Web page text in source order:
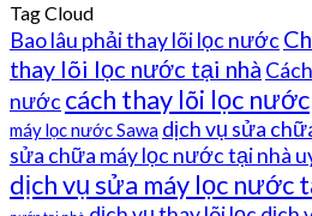
Tag Cloud
Bao lâu phải thay lõi lọc nước
thay lõi lọc nước tại nhà
nước cách thay lõi lọc nước
máy lọc nước Sawa dịch vụ sửa
sửa chữa máy lọc nước tại nhà
dịch vụ sửa máy lọc nước